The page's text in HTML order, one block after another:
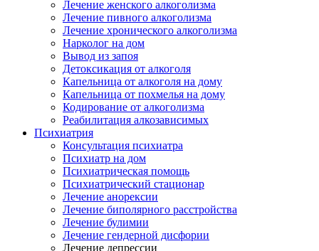
Лечение женского алкоголизма
Лечение пивного алкоголизма
Лечение хронического алкоголизма
Нарколог на дом
Вывод из запоя
Детоксикация от алкоголя
Капельница от алкоголя на дому
Капельница от похмелья на дому
Кодирование от алкоголизма
Реабилитация алкозависимых
Психиатрия
Консультация психиатра
Психиатр на дом
Психиатрическая помощь
Психиатрический стационар
Лечение анорексии
Лечение биполярного расстройства
Лечение булимии
Лечение гендерной дисфории
Лечение депрессии